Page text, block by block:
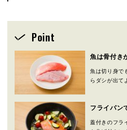
Point
魚は骨付き
魚は切り身で
らダシが出て
フライパン
蓋付きのフラ